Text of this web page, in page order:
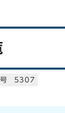
号 5307